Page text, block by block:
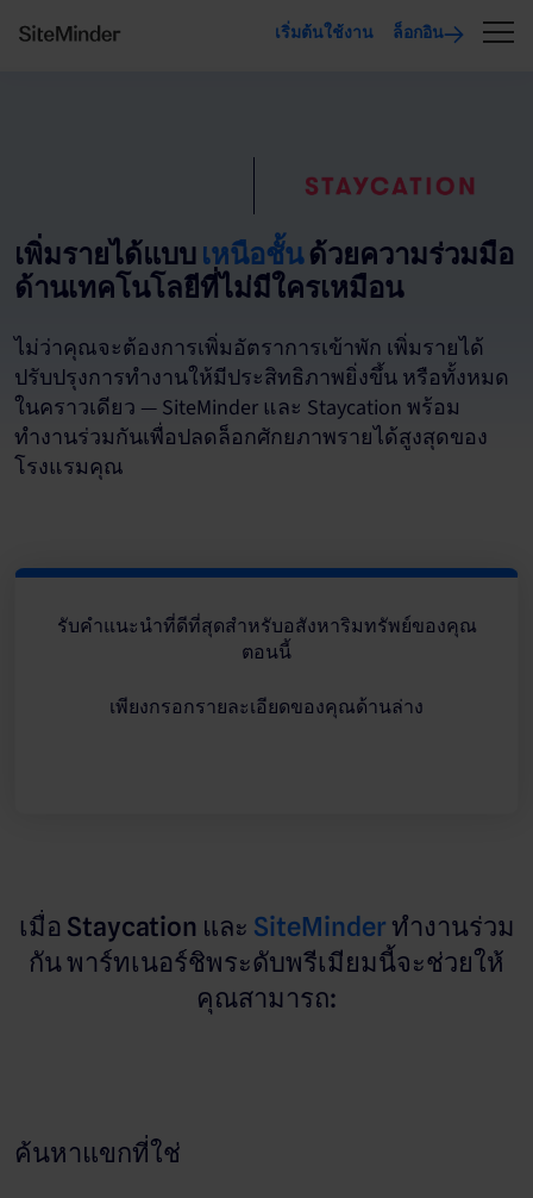
เริ่มต้นใช้งาน ล็อกอิน
เพิ่มรายได้แบบ เหนือชั้นด้วยความร่วมมือ
ด้านเทคโนโลยีที่ไม่มีใครเหมือน
ไม่ว่าคุณจะต้องการเพิ่มอัตราการเข้าพัก เพิ่มรายได้
ปรับปรุงการทำงานให้มีประสิทธิภาพยิ่งขึ้น หรือทั้งหมด
ในคราวเดียว — SiteMinder และ Staycation พร้อม
ทำงานร่วมกันเพื่อปลดล็อกศักยภาพรายได้สูงสุดของ
โรงแรมคุณ
รับคำแนะนำที่ดีที่สุดสำหรับอสังหาริมทรัพย์ของคุณ
ตอนนี้
เพียงกรอกรายละเอียดของคุณด้านล่าง
เมื่อ Staycation และ SiteMinder ทำงานร่วม
กัน พาร์ทเนอร์ชิพระดับพรีเมียมนี้จะช่วยให้
คุณสามารถ:
ค้นหาแขกที่ใช่